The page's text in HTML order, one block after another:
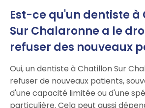
Est-ce qu'un dentiste à
Sur Chalaronne a le
refuser des nouveaux
Oui, un dentiste à Chatillon Sur
refuser de nouveaux patients,
d'une capacité limitée ou d'une
particulière. Cela peut aussi